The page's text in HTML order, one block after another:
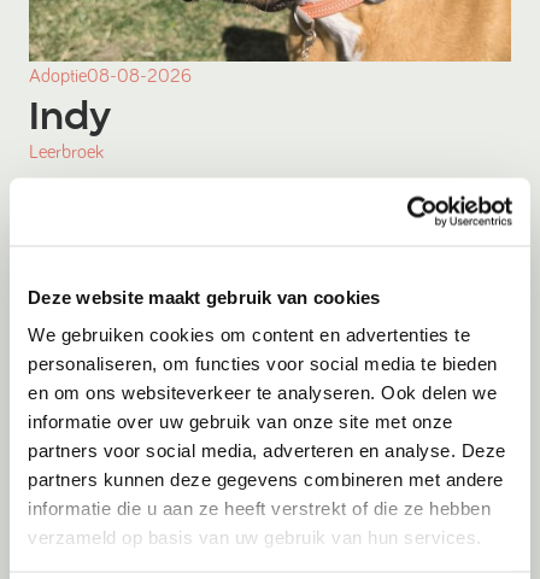
Deze website maakt gebruik van cookies
We gebruiken cookies om content en advertenties te
personaliseren, om functies voor social media te bieden
en om ons websiteverkeer te analyseren. Ook delen we
informatie over uw gebruik van onze site met onze
partners voor social media, adverteren en analyse. Deze
partners kunnen deze gegevens combineren met andere
informatie die u aan ze heeft verstrekt of die ze hebben
verzameld op basis van uw gebruik van hun services.
Adoptie08-08-2026
Indy
Leerbroek